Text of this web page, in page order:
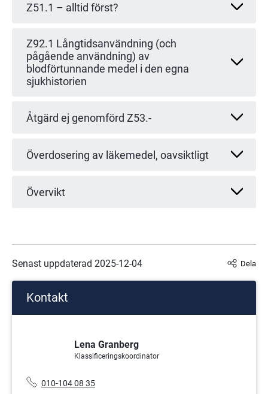
Z51.1 – alltid först?
Z92.1 Långtidsanvändning (och
pågående användning) av
blodförtunnande medel i den egna
sjukhistorien
Åtgärd ej genomförd Z53.-
Överdosering av läkemedel, oavsiktligt
Övervikt
Senast uppdaterad 2025-12-04 Dela
Kontakt
Lena Granberg
Klassificeringskoordinator
Telefonnummer:
010-104 08 35